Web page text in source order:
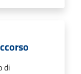
di